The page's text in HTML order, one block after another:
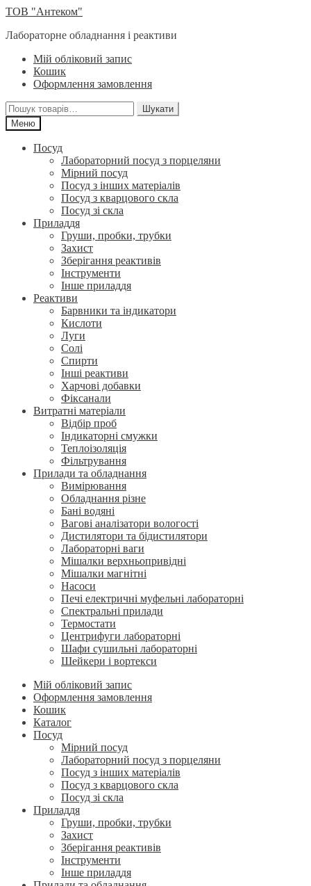
Перейти
навігації
Перейти
вмісту
ТОВ "Антеком"
Лабораторне обладнання і реактиви
Мій обліковий запис
Кошик
Оформлення замовлення
Шукати:
Шукати
Меню
Посуд
Лабораторний посуд з порцеляни
Мірний посуд
Посуд з інших матеріалів
Посуд з кварцового скла
Посуд зі скла
Приладдя
Груши, пробки, трубки
Захист
Зберігання реактивів
Інструменти
Інше приладдя
Реактиви
Барвники та індикатори
Кислоти
Луги
Солі
Спирти
Інші реактиви
Харчові добавки
Фіксанали
Витратні матеріали
Відбір проб
Індикаторні смужки
Теплоізоляція
Фільтрування
Прилади та обладнання
Вимірювання
Обладнання різне
Бані водяні
Вагові аналізатори вологості
Дистилятори та бідистилятори
Лабораторні ваги
Мішалки верхньопривідні
Мішалки магнітні
Насоси
Печі електричні муфельні лабораторні
Спектральні прилади
Термостати
Центрифуги лабораторні
Шафи сушильні лабораторні
Шейкери і вортекси
Мій обліковий запис
Оформлення замовлення
Кошик
Каталог
Посуд
Мірний посуд
Лабораторний посуд з порцеляни
Посуд з інших матеріалів
Посуд з кварцового скла
Посуд зі скла
Приладдя
Груши, пробки, трубки
Захист
Зберігання реактивів
Інструменти
Інше приладдя